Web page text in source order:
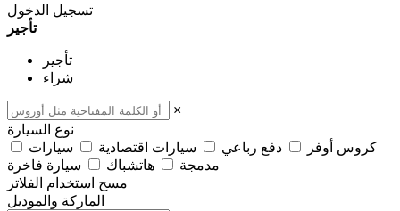
تسجيل الدخول
تأجير
تأجير
شراء
×
نوع السيارة
كروس أوفر
دفع رباعي سيارات اقتصادية
سيارات
مدمجة
هاتشباك
سيارة فاخرة
مسح استخدام الفلاتر
الماركة والموديل